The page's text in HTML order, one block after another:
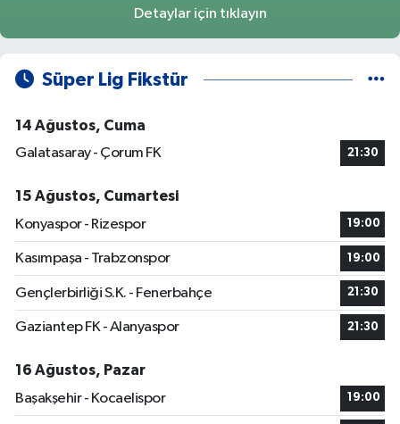
Detaylar için tıklayın
Süper Lig Fikstür
14 Ağustos, Cuma
Galatasaray - Çorum FK
21:30
15 Ağustos, Cumartesi
Konyaspor - Rizespor
19:00
Kasımpaşa - Trabzonspor 19:00
Gençlerbirliği S.K. - Fenerbahçe 21:30
Gaziantep FK - Alanyaspor 21:30
16 Ağustos, Pazar
Başakşehir - Kocaelispor
19:00